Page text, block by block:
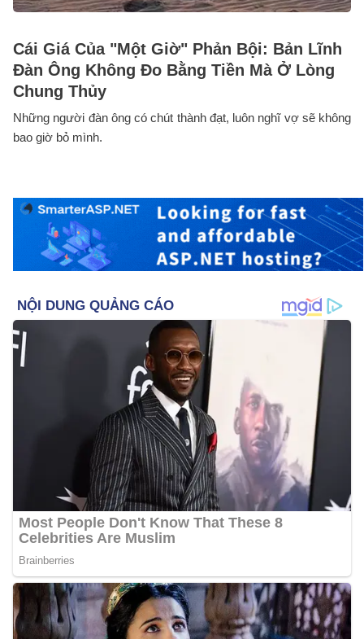
Cái Giá Của "Một Giờ" Phản Bội: Bản Lĩnh
Đàn Ông Không Đo Bằng Tiền Mà Ở Lòng
Chung Thủy
Những người đàn ông có chút thành đạt, luôn nghĩ vợ sẽ không
bao giờ bỏ mình.